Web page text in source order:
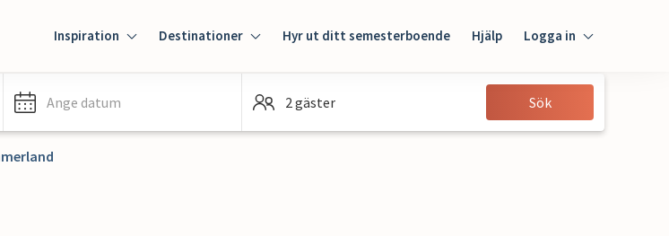
Inspiration Destinationer Hyr ut ditt semesterboende Hjälp Logga in
Gäst
Ange datum 2 gäster Sök